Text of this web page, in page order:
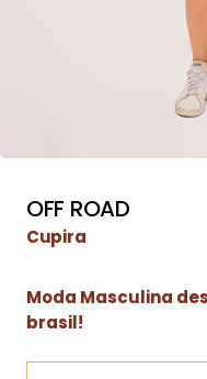
OFF ROAD
Cupira
Moda Masculina
brasil!